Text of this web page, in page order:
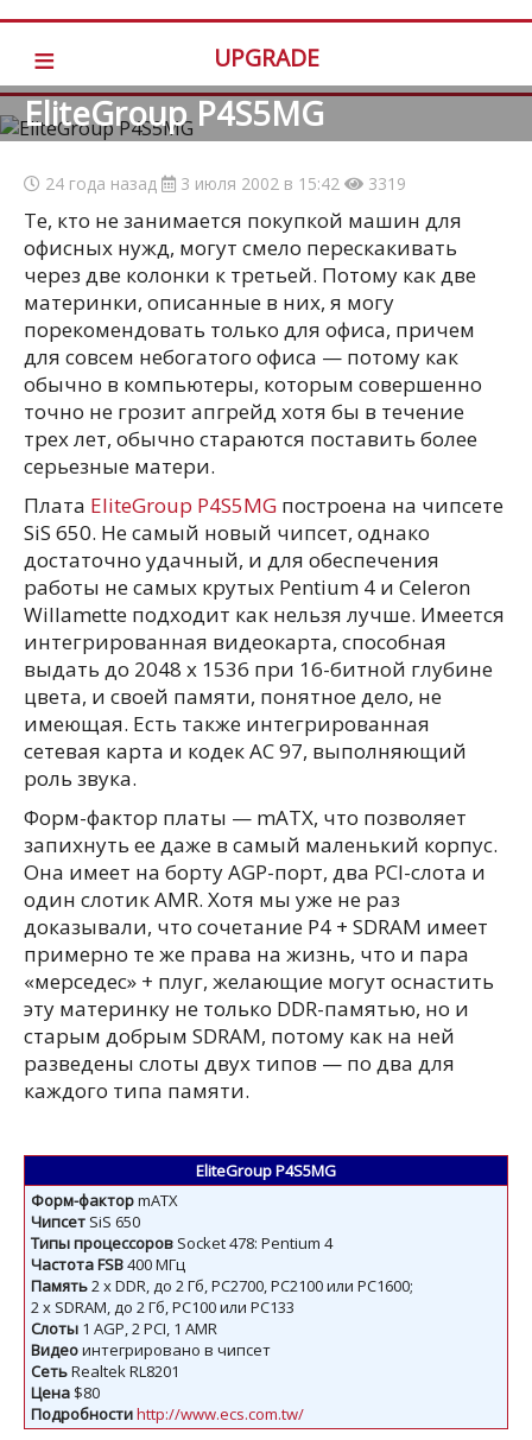
≡ UPGRADE
EliteGroup P4S5MG
24 года назад 3 июля 2002 в 15:42 3319
Те, кто не занимается покупкой машин для
офисных нужд, могут смело перескакивать
через две колонки к третьей. Потому как две
материнки, описанные в них, я могу
порекомендовать только для офиса, причем
для совсем небогатого офиса — потому как
обычно в компьютеры, которым совершенно
точно не грозит апгрейд хотя бы в течение
трех лет, обычно стараются поставить более
серьезные матери.
Плата EliteGroup P4S5MG построена на чипсете
SiS 650. Не самый новый чипсет, однако
достаточно удачный, и для обеспечения
работы не самых крутых Pentium 4 и Celeron
Willamette подходит как нельзя лучше. Имеется
интегрированная видеокарта, способная
выдать до 2048 x 1536 при 16-битной глубине
цвета, и своей памяти, понятное дело, не
имеющая. Есть также интегрированная
сетевая карта и кодек AC 97, выполняющий
роль звука.
Форм-фактор платы — mATX, что позволяет
запихнуть ее даже в самый маленький корпус.
Она имеет на борту AGP-порт, два PCI-слота и
один слотик AMR. Хотя мы уже не раз
доказывали, что сочетание P4 + SDRAM имеет
примерно те же права на жизнь, что и пара
«мерседес» + плуг, желающие могут оснастить
эту материнку не только DDR-памятью, но и
старым добрым SDRAM, потому как на ней
разведены слоты двух типов — по два для
каждого типа памяти.
EliteGroup P4S5MG
Форм-факторmATX
Чипсет SiS 650
Типыпроцессоров Socket 478: Pentium 4
ЧастотаFSB400 МГц
Память2 x DDR, до 2 Гб, PC2700, PC2100 или PC1600;
2 x SDRAM, до 2 Гб, PC100 или PC133
Слоты 1 AGP, 2 PCI, 1 AMR
Видеоинтегрировано в чипсет
СетьRealtek RL8201
Цена $80
Подробностиhttp://www.ecs.com.tw/